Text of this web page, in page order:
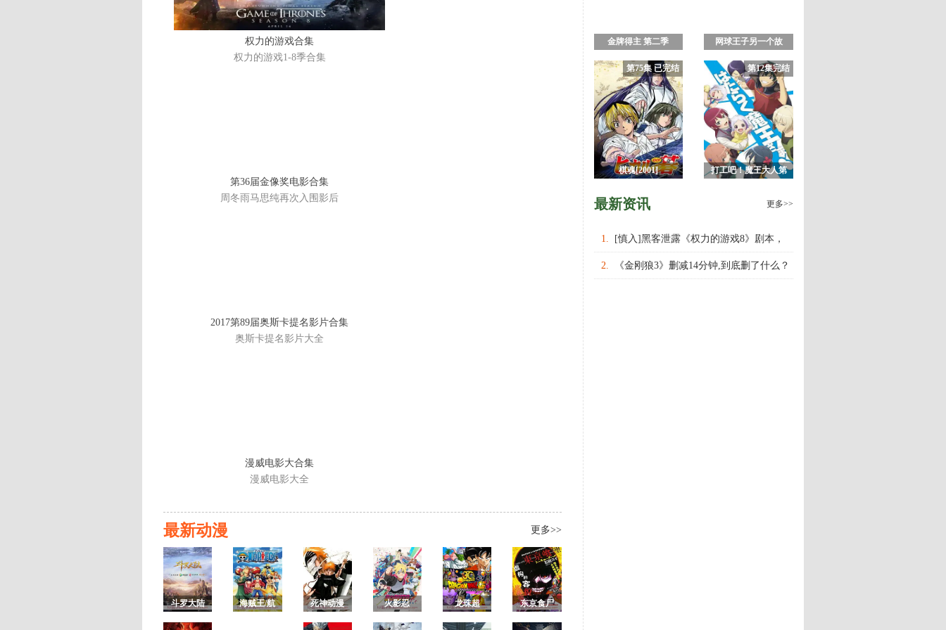
权力的游戏合集
权力的游戏1-8季合集
第36届金像奖电影合集
周冬雨马思纯再次入围影后
2017第89届奥斯卡提名影片合集
奥斯卡提名影片大全
漫威电影大合集
漫威电影大全
更多>>
最新动漫
斗罗大陆
海贼王/航
死神动漫
火影忍
龙珠超
东京食尸
金牌得主 第二季
网球王子另一个故
息
第75集 已完结
棋魂[2001]
第12集完结
打工吧！魔王大人第
最新资讯 更多>>
1. [慎入]黑客泄露《权力的游戏8》剧本，
权力的游戏第八季什么时候上映播出？
2. 《金刚狼3》删减14分钟,到底删了什么？